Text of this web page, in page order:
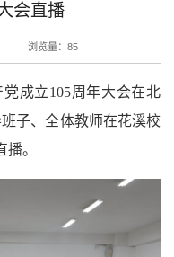
会直播
浏览量： 85
成立105周年大会在北
子、全体教师在花溪校
。